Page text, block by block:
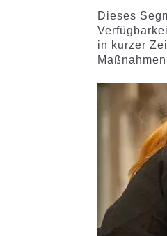
Dieses
in kurzer